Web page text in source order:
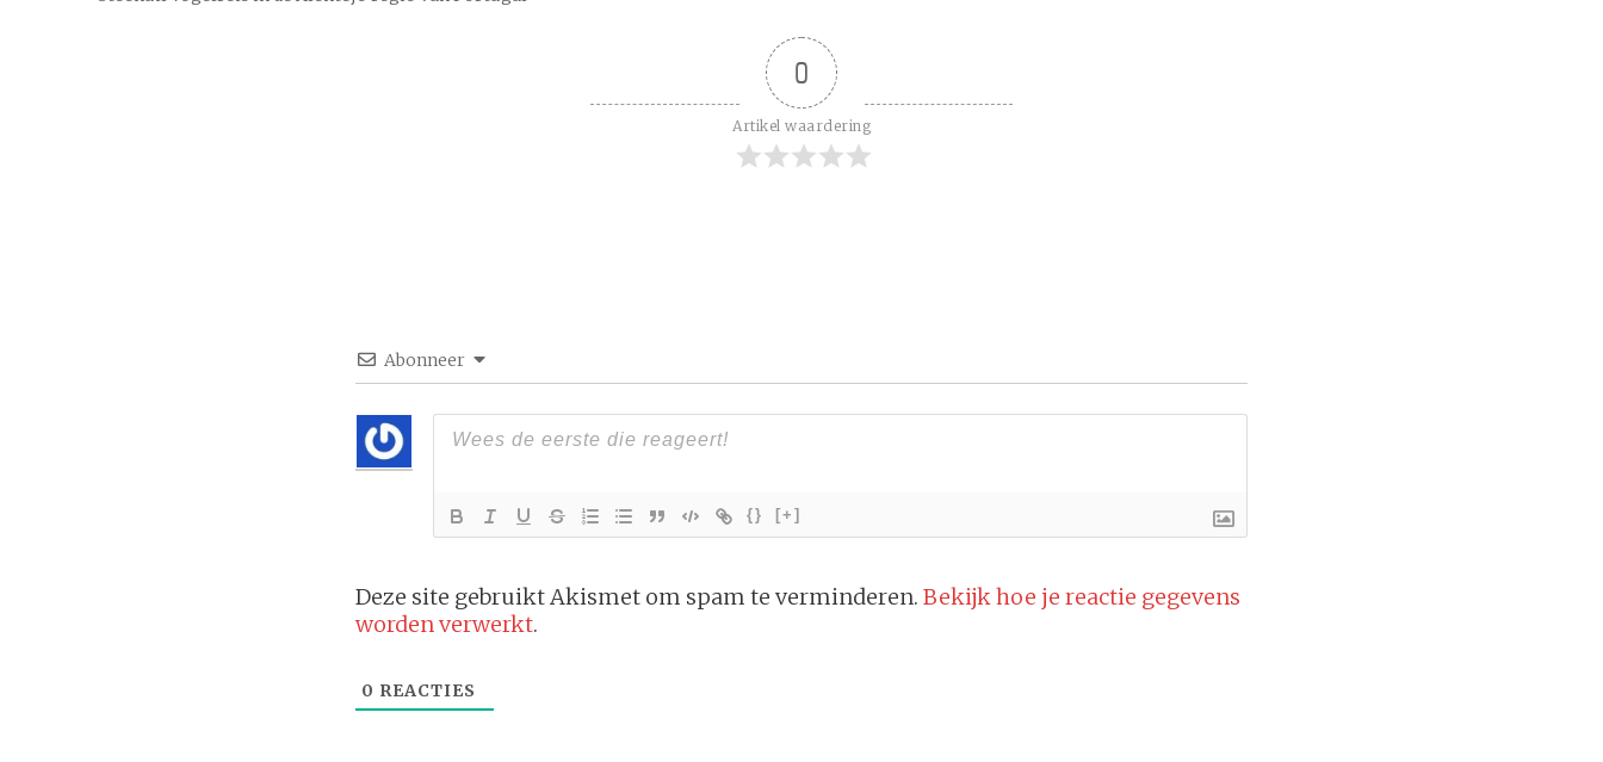
0
Artikel waardering
Abonneer
{} [+]
Deze site gebruikt Akismet om spam te verminderen. Bekijk hoe je reactie gegevens
worden verwerkt.
0 REACTIES